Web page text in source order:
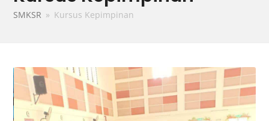
SMKSR » Kursus Kepimpinan